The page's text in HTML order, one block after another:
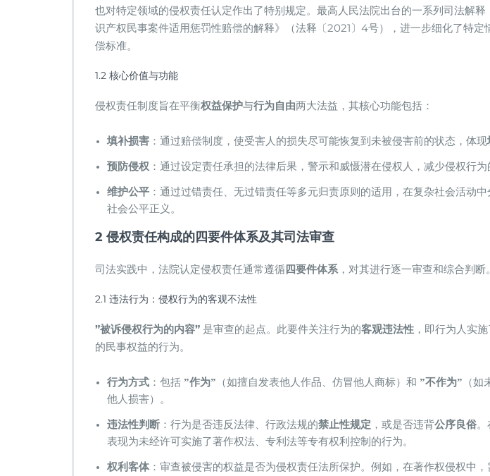
也对特定领域的侵权责任认定作出了特别规定。最高人民法院出台的一系列司法解释
识产权民事案件适用惩罚性赔偿的解释》（法释〔2021〕4号），进一步细化了特定
偿标准。
1.2 核心价值与功能
侵权责任制度旨在平衡​​权益保护​​与​​行为自由​​两大法益，其核心功能包括：
​填补损害​ ​：通过赔偿制度，使受害人的损失尽可能恢复到未被侵害前的状态，体现​
​预防侵权​ ：通过设定责任承担的法律后果，警示和威慑潜在侵权人，减少侵权行为
​维护公平​ ：通过过错责任、无过错责任等多元归责原则的适用，在复杂社会活动
社会公平正义。
2 侵权责任构成的四要件体系及其司法审查
司法实践中，法院认定侵权责任通常遵循​​四要件体系​​，对其进行逐一审查和综合判断。
2.1 违法行为：侵权行为的客观不法性
​”被诉侵权行为的内容”​ ​ 是审查的起点。此要件关注行为的​​客观违法性​ ，即行为人实
的民事权益的行为。
​行为方式​ ​：包括 ​ ​”作为”​ ​（如擅自发表他人作品、仿冒他人商标）和 ​ ​”不作为”​ （
他人损害）。
​违法性判断​ ​：行为是否违反法律、行政法规的​​禁止性规定​ ​，或是否违背​​公序良俗​
表现为未经许可实施了著作权法、专利法等专有权利控制的行为。
​权利客体​：审查被侵害的权益是否为侵权责任法所保护。例如，在著作权侵权中